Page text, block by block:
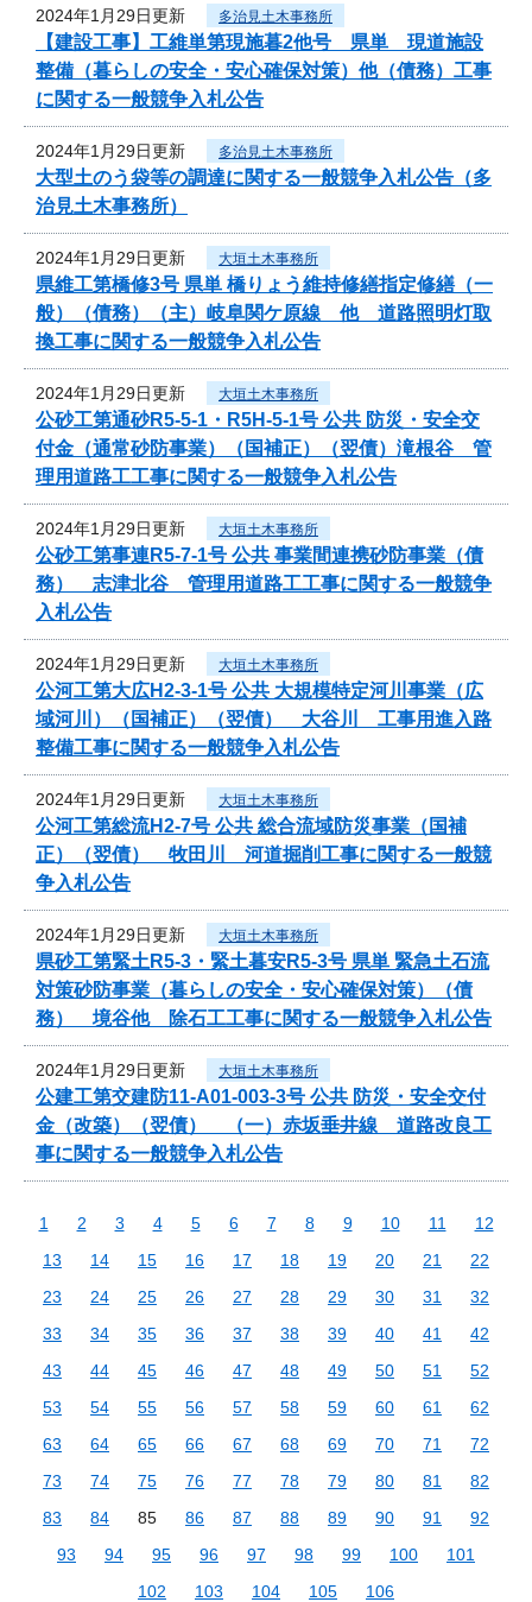
2024年1月29日更新 多治見土木事務所
【建設工事】工維単第現施暮2他号 県単 現道施設
整備（暮らしの安全・安心確保対策）他（債務）工事
に関する一般競争入札公告
2024年1月29日更新 多治見土木事務所
大型土のう袋等の調達に関する一般競争入札公告（多
治見土木事務所）
2024年1月29日更新 大垣土木事務所
県維工第橋修3号 県単 橋りょう維持修繕指定修繕（一
般）（債務）（主）岐阜関ケ原線 他 道路照明灯取
換工事に関する一般競争入札公告
2024年1月29日更新 大垣土木事務所
公砂工第通砂R5-5-1・R5H-5-1号 公共 防災・安全交
付金（通常砂防事業）（国補正）（翌債）滝根谷 管
理用道路工工事に関する一般競争入札公告
2024年1月29日更新 大垣土木事務所
公砂工第事連R5-7-1号 公共 事業間連携砂防事業（債
務） 志津北谷 管理用道路工工事に関する一般競争
入札公告
2024年1月29日更新 大垣土木事務所
公河工第大広H2-3-1号 公共 大規模特定河川事業（広
域河川）（国補正）（翌債） 大谷川 工事用進入路
整備工事に関する一般競争入札公告
2024年1月29日更新 大垣土木事務所
公河工第総流H2-7号 公共 総合流域防災事業（国補
正）（翌債） 牧田川 河道掘削工事に関する一般競
争入札公告
2024年1月29日更新 大垣土木事務所
県砂工第緊土R5-3・緊土暮安R5-3号 県単 緊急土石流
対策砂防事業（暮らしの安全・安心確保対策）（債
務） 境谷他 除石工工事に関する一般競争入札公告
2024年1月29日更新 大垣土木事務所
公建工第交建防11-A01-003-3号 公共 防災・安全交付
金（改築）（翌債） （一）赤坂垂井線 道路改良工
事に関する一般競争入札公告
1 2 3 4 5 6 7 8 9 10 11
12
13
14 15 16 17 18 19 20 21
22
23
24 25 26 27 28 29 30 31
32
33
34 35 36 37 38 39 40 41
42
43
44 45 46 47 48 49 50 51
52
53
54 55 56 57 58 59 60 61
62
63
64 65 66 67 68 69 70 71
72
73
74 75 76 77 78 79 80 81
82
83
84 85 86 87 88 89 90 91
92
93
94 95 96 97 98 99 100
101
102
103 104 105 106